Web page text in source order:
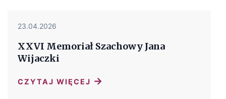
23.04.2026
XXVI Memoriał Szachowy Jana
Wijaczki
CZYTAJ WIĘCEJ →